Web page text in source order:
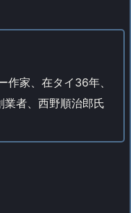
作家、在タイ36年、
者、西野順治郎氏